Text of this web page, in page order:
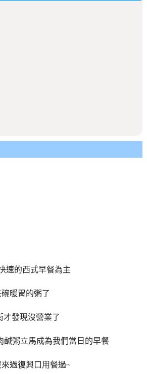
速的西式早餐為主
暖胃的粥了
才發現沒營業了
鹹粥立馬成為我們當日的早餐
過復興口用餐過~